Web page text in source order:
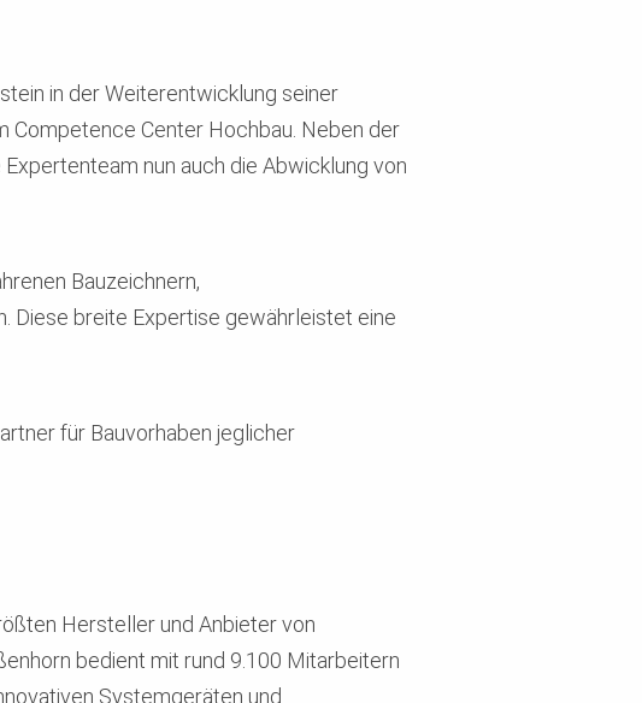
in der Weiterentwicklung seiner
Competence Center Hochbau. Neben der
nun auch die Abwicklung von
Bauzeichnern,
Diese breite Expertise gewährleistet eine
für Bauvorhaben jeglicher
Hersteller und Anbieter von
bedient mit rund 9.100 Mitarbeitern
Systemgeräten und